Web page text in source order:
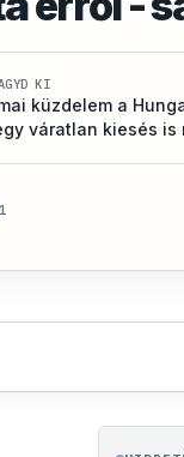
KI
küzdelem a
váratlan kiesés